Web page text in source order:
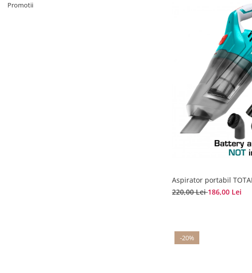
Promotii
Aspirator portabil
220,00 Lei186,00 Lei
-20%